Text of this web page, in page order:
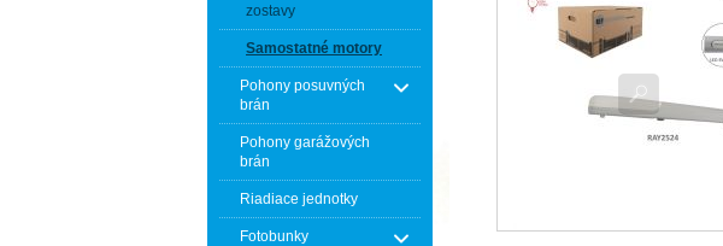
zostavy
Samostatné motory
Pohony posuvných
brán
Pohony garážových
brán
Riadiace jednotky
Fotobunky